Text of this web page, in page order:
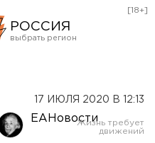
РОССИЯ
Оренбург
[18+]
17 ИЮЛЯ 2020 В 12:13
ЕАНовости